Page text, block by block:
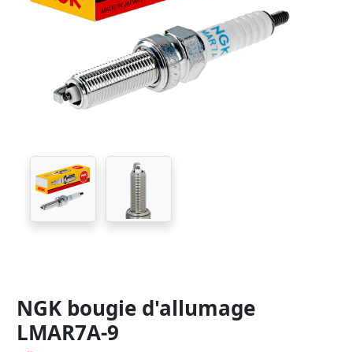
NGK bougie d'allumage
LMAR7A-9